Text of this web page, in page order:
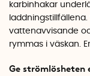
karbinhakar
vattenavvisande
rymmas i väskan.
Ge strömlösheten